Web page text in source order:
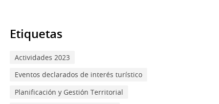
Etiquetas
Actividades 2023
Eventos declarados de interés turístico
Planificación y Gestión Territorial